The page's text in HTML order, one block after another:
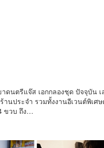
นตรีแจ๊ส เอกกลองชุด ปัจจุบัน
นประจำ รวมทั้งงานอีเวนต์พิเศษ
ขวบ ถึง…